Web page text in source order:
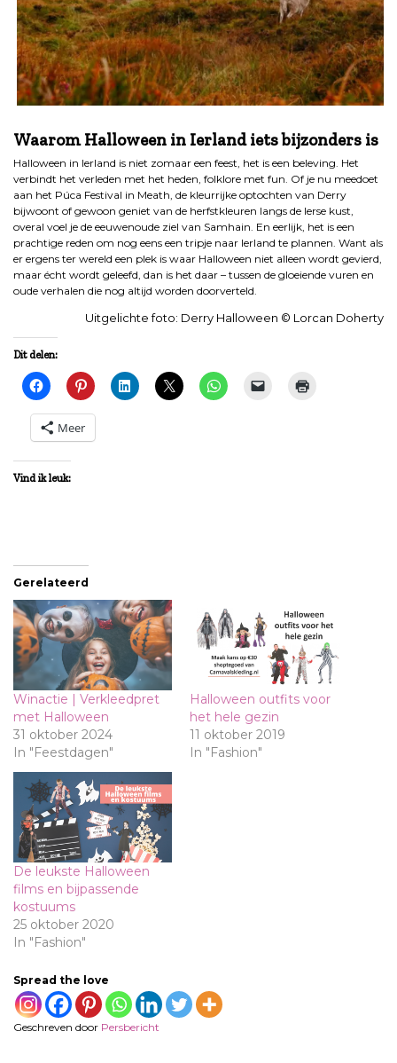
Waarom Halloween in Ierland iets bijzonders is
Halloween in Ierland is niet zomaar een feest, het is een beleving. Het
verbindt het verleden met het heden, folklore met fun. Of je nu meedoet
aan het Púca Festival in Meath, de kleurrijke optochten van Derry
bijwoont of gewoon geniet van de herfstkleuren langs de Ierse kust,
overal voel je de eeuwenoude ziel van Samhain. En eerlijk, het is een
prachtige reden om nog eens een tripje naar Ierland te plannen. Want als
er ergens ter wereld een plek is waar Halloween niet alleen wordt gevierd,
maar écht wordt geleefd, dan is het daar – tussen de gloeiende vuren en
oude verhalen die nog altijd worden doorverteld.
Uitgelichte foto: Derry Halloween © Lorcan Doherty
Dit delen:
Meer
Vind ik leuk:
Gerelateerd
Winactie | Verkleedpret
met Halloween
31 oktober 2024
In "Feestdagen"
Halloween outfits voor
het hele gezin
11 oktober 2019
In "Fashion"
De leukste Halloween
films en bijpassende
kostuums
25 oktober 2020
In "Fashion"
Spread the love
Geschreven door Persbericht